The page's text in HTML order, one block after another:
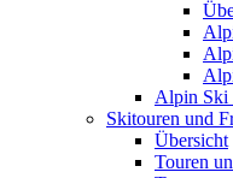
Alpin Ski
Skitouren und
Übersicht
Touren